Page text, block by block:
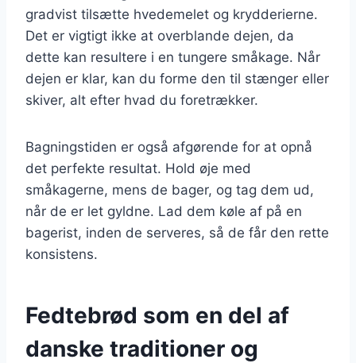
gradvist tilsætte hvedemelet og krydderierne.
Det er vigtigt ikke at overblande dejen, da
dette kan resultere i en tungere småkage. Når
dejen er klar, kan du forme den til stænger eller
skiver, alt efter hvad du foretrækker.
Bagningstiden er også afgørende for at opnå
det perfekte resultat. Hold øje med
småkagerne, mens de bager, og tag dem ud,
når de er let gyldne. Lad dem køle af på en
bagerist, inden de serveres, så de får den rette
konsistens.
Fedtebrød som en del af
danske traditioner og